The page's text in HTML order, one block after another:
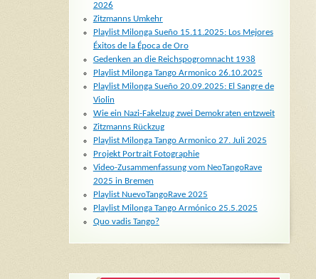
2026
Zitzmanns Umkehr
Playlist Milonga Sueño 15.11.2025: Los Mejores
Éxitos de la Época de Oro
Gedenken an die Reichspogromnacht 1938
Playlist Milonga Tango Armonico 26.10.2025
Playlist Milonga Sueño 20.09.2025: El Sangre de
Violin
Wie ein Nazi-Fakelzug zwei Demokraten entzweit
Zitzmanns Rückzug
Playlist Milonga Tango Armonico 27. Juli 2025
Projekt Portrait Fotographie
Video-Zusammenfassung vom NeoTangoRave
2025 in Bremen
Playlist NuevoTangoRave 2025
Playlist Milonga Tango Armónico 25.5.2025
Quo vadis Tango?